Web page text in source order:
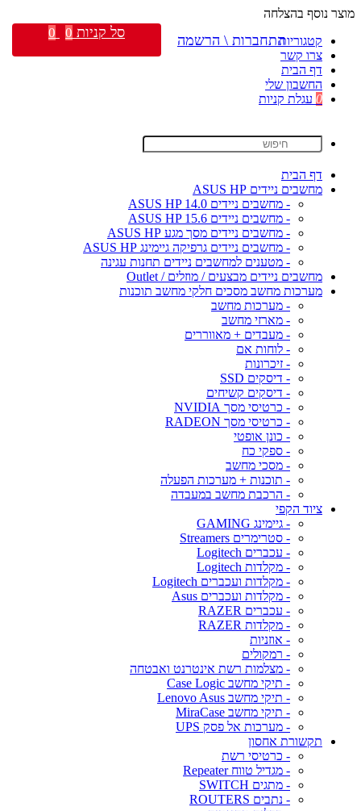
מוצר נוסף בהצלחה
קטגוריות
צרו קשר
דף הבית
החשבון שלי
0 עגלת קניות
דף הבית
מחשבים ניידים ASUS HP
- מחשבים ניידים ASUS HP 14.0
- מחשבים ניידים ASUS HP 15.6
- מחשבים ניידים מסך מגע ASUS HP
- מחשבים ניידים גרפיקה גיימינג ASUS HP
- מטענים למחשבים ניידים תחנות עגינה
מחשבים ניידים מבצעים / מוזלים / Outlet
מערכות מחשב מסכים חלקי מחשב תוכנות
- מערכות מחשב
- מארזי מחשב
- מעבדים + מאווררים
- לוחות אם
- זיכרונות
- דיסקים SSD
- דיסקים קשיחים
- כרטיסי מסך NVIDIA
- כרטיסי מסך RADEON
- כונן אופטי
- ספקי כח
- מסכי מחשב
- תוכנות + מערכות הפעלה
- הרכבת מחשב במעבדה
ציוד הקפי
- גיימינג GAMING
- סטרימרים Streamers
- עכברים Logitech
- מקלדות Logitech
- מקלדות ועכברים Logitech
- מקלדות ועכברים Asus
- עכברים RAZER
- מקלדות RAZER
- אוזניות
- רמקולים
- מצלמות רשת אינטרנט ואבטחה
- תיקי מחשב Case Logic
- תיקי מחשב Lenovo Asus
- תיקי מחשב MiraCase
- מערכות אל פסק UPS
תקשורת אחסון
- כרטיסי רשת
- מגדיל טווח Repeater
- מתגים SWITCH
- נתבים ROUTERS
התחברות \ הרשמה סל קניות 0
0